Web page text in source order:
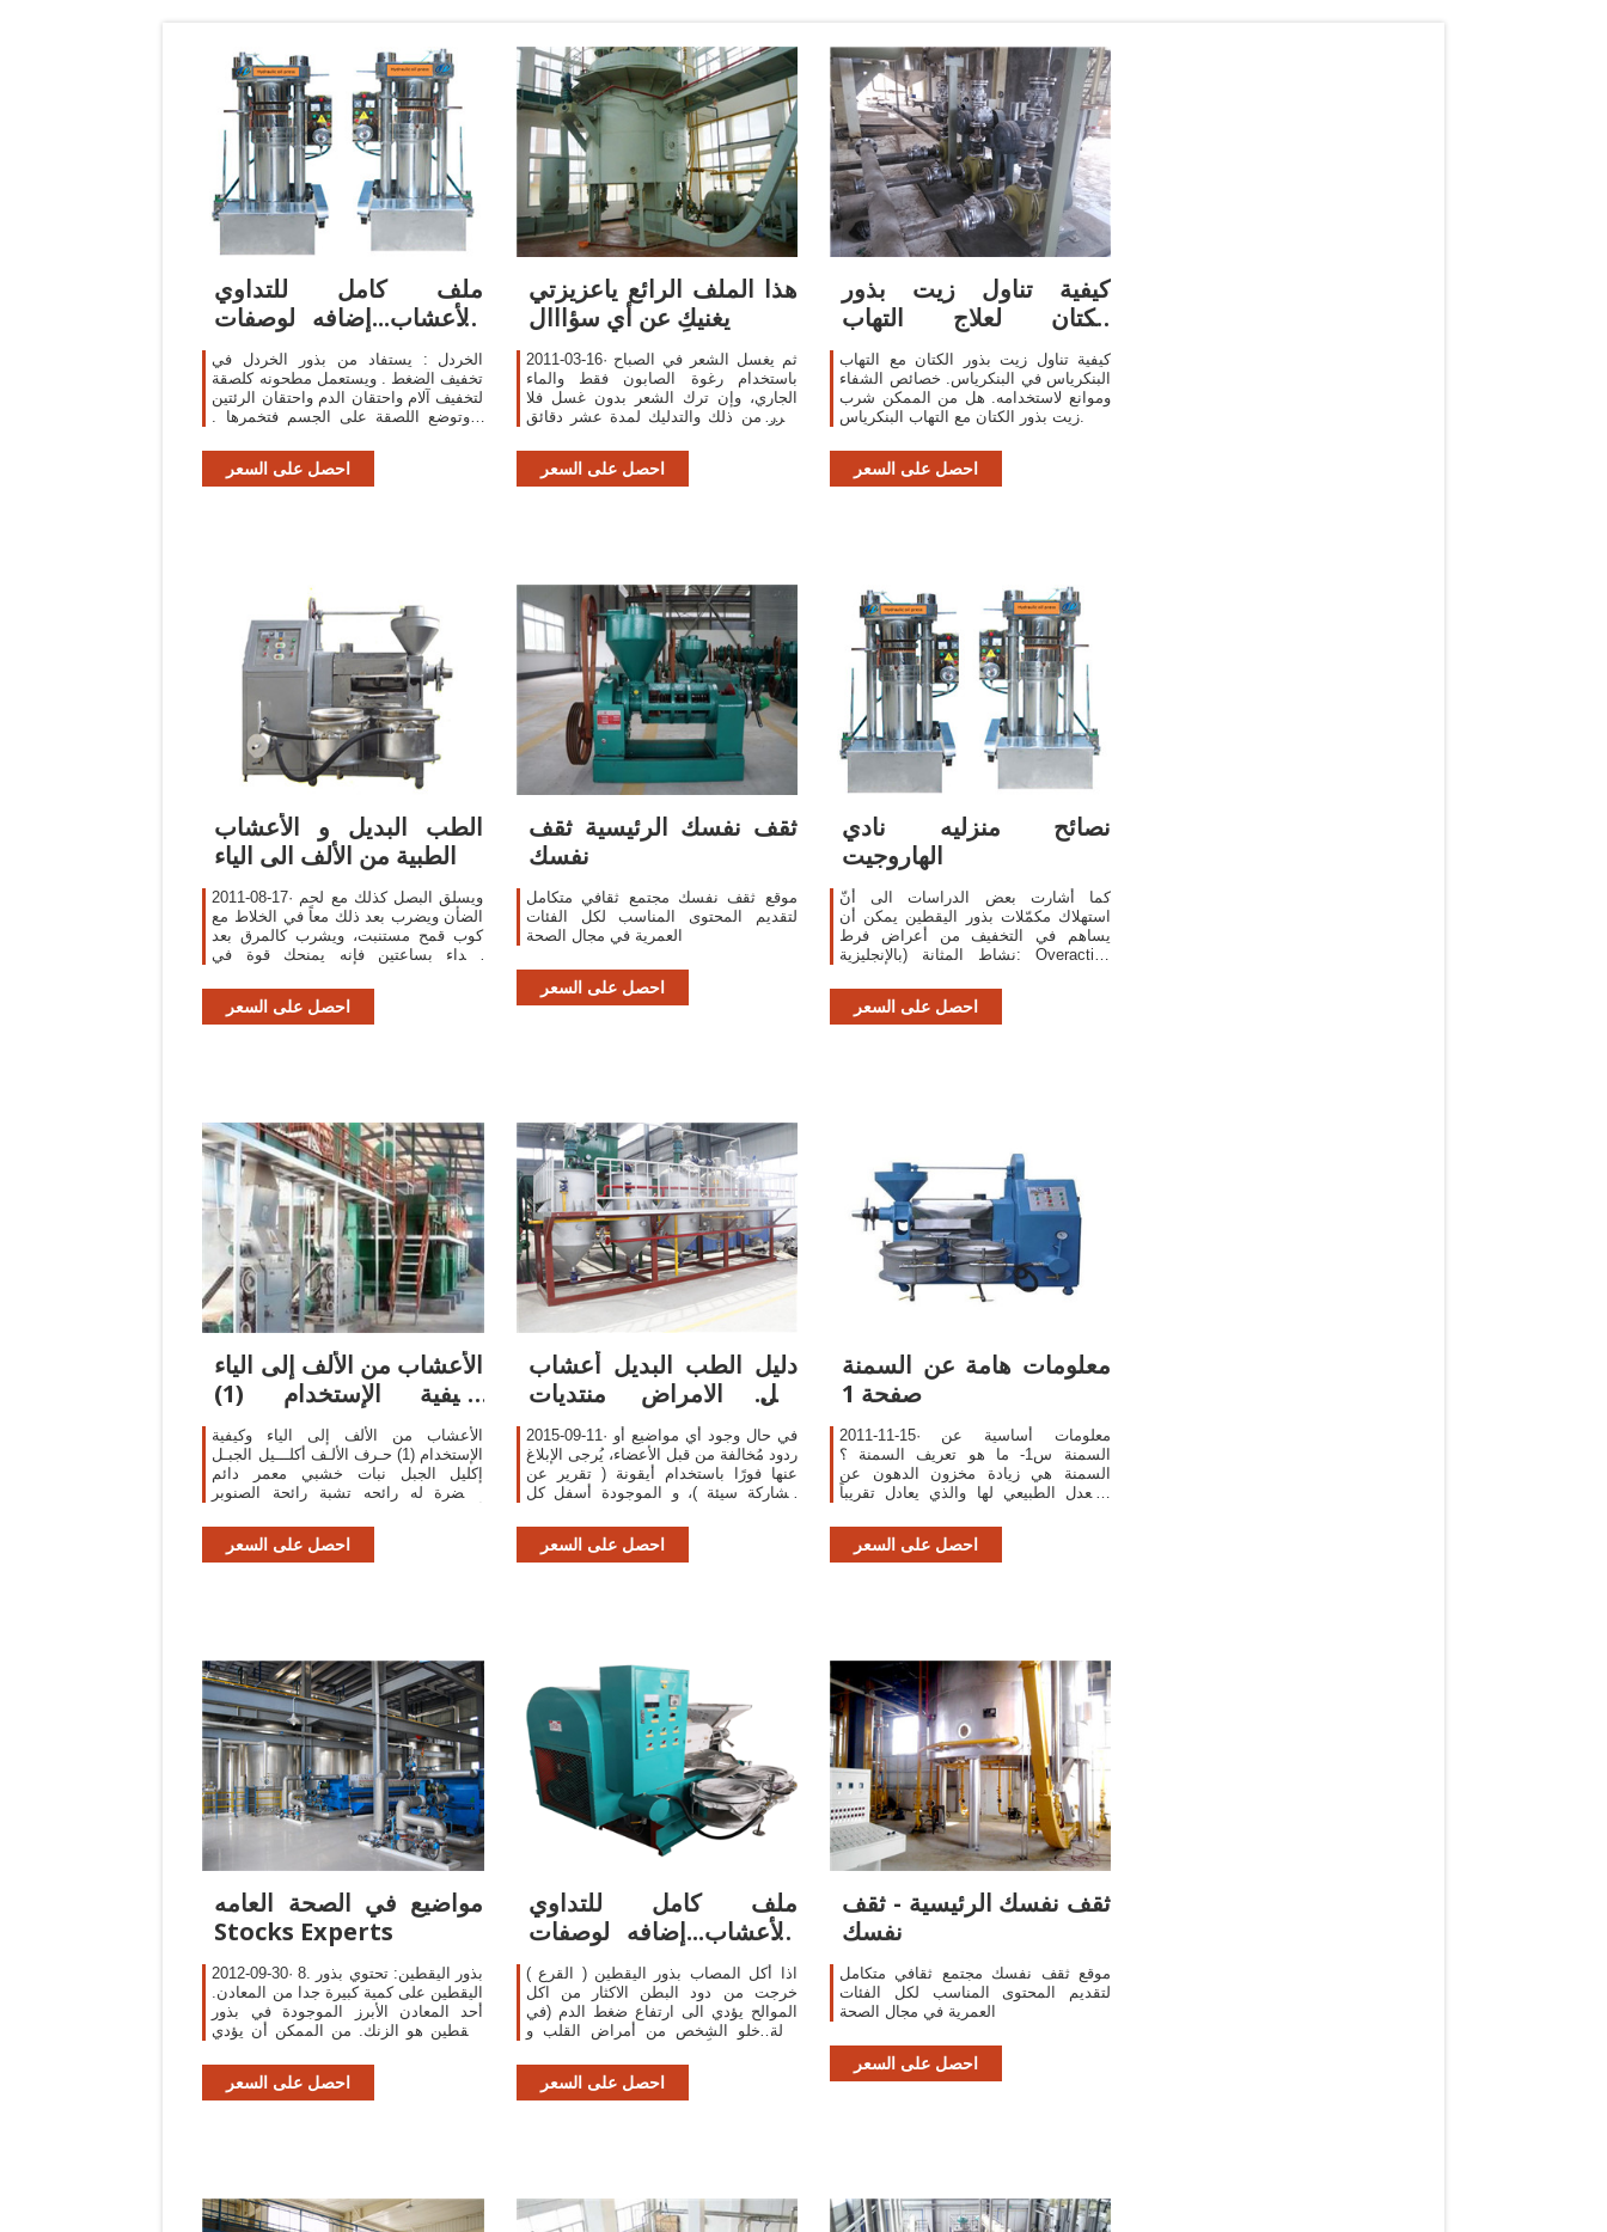
ملف كامل للتداوي
بالأعشاب...إضافه لوصفات
من الطبيعه لل د
الخردل : يستفاد من بذور الخردل في
تخفيف الضغط . ويستعمل مطحونه كلصقة
لتخفيف آلام واحتقان الدم واحتقان الرئتين
. وتوضع اللصقة على الجسم فتخمرها .
احصل على السعر
هذا الملف الرائع ياعزيزتي
يغنيكِ عن أي سؤااال
2011-03-16· ثم يغسل الشعر في الصباح
باستخدام رغوة الصابون فقط والماء
الجاري، وإن ترك الشعر بدون غسل فلا
ضرر من ذلك والتدليك لمدة عشر دقائق
فروة الرأس وتمتص جذور الشعر
احصل على السعر
كيفية تناول زيت بذور
الكتان لعلاج التهاب
البنكرياس
كيفية تناول زيت بذور الكتان مع التهاب
البنكرياس في البنكرياس. خصائص الشفاء
وموانع لاستخدامه. هل من الممكن شرب
زيت بذور الكتان مع التهاب البنكرياس.
احصل على السعر
الطب البديل و الأعشاب
الطبية من الألف الى الياء
2011-08-17· ويسلق البصل كذلك مع لحم
الضأن ويضرب بعد ذلك معاً في الخلاط مع
كوب قمح مستنبت، ويشرب كالمرق بعد
الغداء بساعتين فإنه يمنحك قوة في
الفجل ويعجن في عصير بصل
احصل على السعر
ثقف نفسك الرئيسية ثقف
نفسك
موقع ثقف نفسك مجتمع ثقافي متكامل
لتقديم المحتوى المناسب لكل الفئات
العمرية في مجال الصحة
احصل على السعر
نصائح منزليه نادي
الهاروجيت
كما أشارت بعض الدراسات الى أنّ
استهلاك مكمّلات بذور اليقطين يمكن أن
يساهم في التخفيف من أعراض فرط
نشاط المثانة (بالإنجليزية: Overactive
أنّ تناول النساء والرجال
احصل على السعر
الأعشاب من الألف إلى الياء
وكيفية الإستخدام (1)
مجتمع رجيم
الأعشاب من الألف إلى الياء وكيفية
الإستخدام (1) حـرف الألـف أكلـــيل الجبـل
إكليل الجبل نبات خشبي معمر دائم
الخضرة له رائحه تشبة رائحة الصنوبر
احصل على السعر
دليل الطب البديل أعشاب
لكل الامراض منتديات
الجلفة لكل
2015-09-11· في حال وجود أي مواضيع أو
ردود مُخالفة من قبل الأعضاء، يُرجى الإبلاغ
عنها فورًا باستخدام أيقونة ( تقرير عن
مشاركة سيئة )، و الموجودة أسفل كل
احصل على السعر
معلومات هامة عن السمنة
صفحة 1
2011-11-15· معلومات أساسية عن
السمنة س1- ما هو تعريف السمنة ؟
السمنة هي زيادة مخزون الدهون عن
المعدل الطبيعي لها والذي يعادل تقريباً
بالنسبة ل
احصل على السعر
مواضيع في الصحة العامه
Stocks Experts
2012-09-30· 8. بذور اليقطين: تحتوي بذور
اليقطين على كمية كبيرة جدا من المعادن.
أحد المعادن الأبرز الموجودة في بذور
اليقطين هو الزنك. من الممكن أن يؤدي
الخصوبة لدى الرجال
احصل على السعر
ملف كامل للتداوي
بالأعشاب...إضافه لوصفات
من الطبيعه لل د
اذا أكل المصاب بذور اليقطين ( القرع )
خرجت من دود البطن الاكثار من اكل
الموالح يؤدي الى ارتفاع ضغط الدم (في
حالة خلو الشخص من أمراض القلب و
في تخفيف
احصل على السعر
ثقف نفسك الرئيسية - ثقف
نفسك
موقع ثقف نفسك مجتمع ثقافي متكامل
لتقديم المحتوى المناسب لكل الفئات
العمرية في مجال الصحة
احصل على السعر